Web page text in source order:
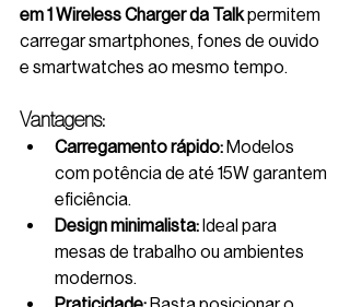
em 1 Wireless Charger da Talk permitem
carregar smartphones, fones de ouvido
e smartwatches ao mesmo tempo.
Vantagens:
Carregamento rápido: Modelos
com potência de até 15W garantem
eficiência.
Design minimalista: Ideal para
mesas de trabalho ou ambientes
modernos.